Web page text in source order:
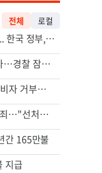
전체 로컬
"65세 복수국적 빗장 푸나"... 한국 정부, 연령 완화 전면 추진
신호위반 후 달아난 배달기사…경찰 잠복해 잡고보니 ‘반전’
서류 하나만 빠져도 영주권·비자 거부…심사관 재량권 대폭 확대
한인 남성, 처형 상대로 성범죄…"선처해줬더니 배신자 취급"
간 165만불
지급